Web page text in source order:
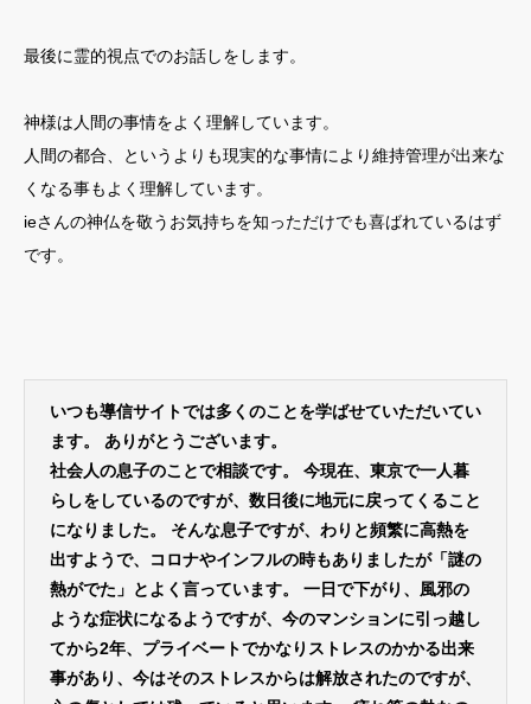
最後に霊的視点でのお話しをします。
神様は人間の事情をよく理解しています。
人間の都合、というよりも現実的な事情により維持管理が出来な
くなる事もよく理解しています。
ieさんの神仏を敬うお気持ちを知っただけでも喜ばれているはず
です。
いつも導信サイトでは多くのことを学ばせていただいてい
ます。 ありがとうございます。
社会人の息子のことで相談です。 今現在、東京で一人暮
らしをしているのですが、数日後に地元に戻ってくること
になりました。 そんな息子ですが、わりと頻繁に高熱を
出すようで、コロナやインフルの時もありましたが「謎の
熱がでた」とよく言っています。 一日で下がり、風邪の
ような症状になるようですが、今のマンションに引っ越し
てから2年、プライベートでかなりストレスのかかる出来
事があり、今はそのストレスからは解放されたのですが、